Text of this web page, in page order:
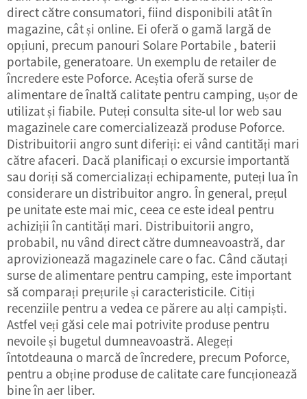
direct către consumatori, fiind disponibili atât în
magazine, cât și online. Ei oferă o gamă largă de
opțiuni, precum panouri Solare Portabile , baterii
portabile, generatoare. Un exemplu de retailer de
încredere este Poforce. Aceștia oferă surse de
alimentare de înaltă calitate pentru camping, ușor de
utilizat și fiabile. Puteți consulta site-ul lor web sau
magazinele care comercializează produse Poforce.
Distribuitorii angro sunt diferiți: ei vând cantități mari
către afaceri. Dacă planificați o excursie importantă
sau doriți să comercializați echipamente, puteți lua în
considerare un distribuitor angro. În general, prețul
pe unitate este mai mic, ceea ce este ideal pentru
achiziții în cantități mari. Distribuitorii angro,
probabil, nu vând direct către dumneavoastră, dar
aprovizionează magazinele care o fac. Când căutați
surse de alimentare pentru camping, este important
să comparați prețurile și caracteristicile. Citiți
recenziile pentru a vedea ce părere au alți campiști.
Astfel veți găsi cele mai potrivite produse pentru
nevoile și bugetul dumneavoastră. Alegeți
întotdeauna o marcă de încredere, precum Poforce,
pentru a obține produse de calitate care funcționează
bine în aer liber.